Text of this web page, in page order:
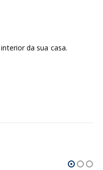
da sua casa.